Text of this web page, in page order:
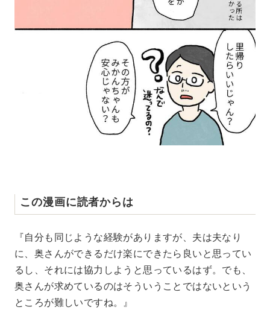
この漫画に読者からは
『自分も同じような経験がありますが、夫は夫なり
に、奥さんができるだけ楽にできたら良いと思ってい
るし、それには協力しようと思っているはず。でも、
奥さんが求めているのはそういうことではないという
ところが難しいですね。』